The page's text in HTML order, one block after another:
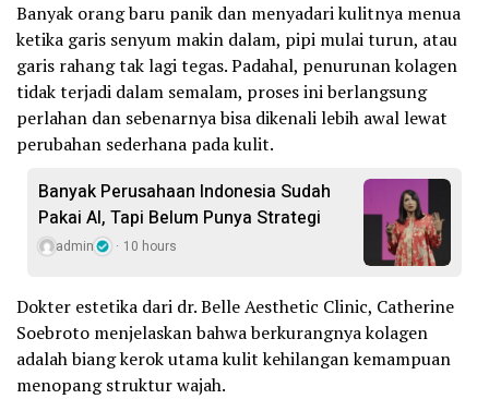
Banyak orang baru panik dan menyadari kulitnya menua
ketika garis senyum makin dalam, pipi mulai turun, atau
garis rahang tak lagi tegas. Padahal, penurunan kolagen
tidak terjadi dalam semalam, proses ini berlangsung
perlahan dan sebenarnya bisa dikenali lebih awal lewat
perubahan sederhana pada kulit.
Banyak Perusahaan Indonesia Sudah
Pakai AI, Tapi Belum Punya Strategi
admin 10 hours
Dokter estetika dari dr. Belle Aesthetic Clinic, Catherine
Soebroto menjelaskan bahwa berkurangnya kolagen
adalah biang kerok utama kulit kehilangan kemampuan
menopang struktur wajah.